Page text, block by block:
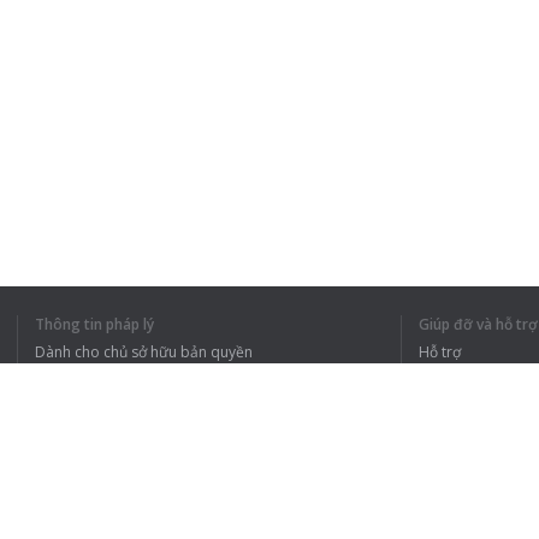
Thông tin pháp lý
Dành cho chủ sở hữu bản quyền
Giúp đỡ và hỗ trợ
Hỗ trợ